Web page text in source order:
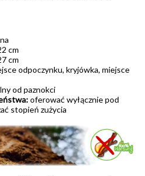
cm
cm
odpoczynku, kryjówka, miejsce
od paznokci
oferować wyłącznie pod
stopień zużycia